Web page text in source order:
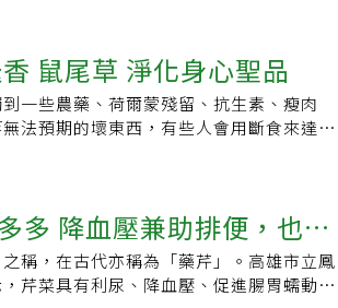
氣味獨特，喜歡的人很愛，卻也有一些人
幾天就無法再用；依以下5步驟，可保10天
部的地方切掉一點，造成新切口（以方便
一定要用過濾水，用自來水無法久存，且
，約可存放10天。注意：1.香菜經常是以
要連葉帶莖一根根剝下來，多清洗幾次。
要盡早食用。九層塔特性：九層塔是羅勒
去油解膩。保存：易發黑，不好保存。根
網友們的建議，以下幾招可延長保鮮。1.
不敢冒犯神人」呢？我們來看看安東尼威
Medium（醫療靈媒）是這麼介紹他自
of Compassion（慈悲之神）交談的獨
代非常準確的健康信息。他四歲的時候宣
確性和成功率為他贏得了全世界數百萬人
滾明星、億萬富翁、職業運動員、暢銷書
。直到他向他們提供來自聖靈的洞察力，
決最困難病例的醫生來說，安東尼也成為
，安東尼威廉是天賦異稟，從小就具有與
助於預防、改善糖尿病。且可增加胰島素
可促使內皮細胞分泌一氧化氮，降低發炎
應。 另一方面，芹菜素具抗發炎、抗氧化
護作用，這些正是常見阿茲海默症的風險
防範、改善阿茲海默症具有一定的潛力或
」，芹菜素也有相當的幫助，其可誘導癌
穀胱甘肽等人體抗氧化酶的活性，也促進
能力。較多相關研究如腸癌、乳腺癌、肝
瘤等。目前也有不少專家正陸續研究，看
鼠尾草 淨化身心聖品
一些農藥、荷爾蒙殘留、抗生素、瘦肉
法預期的壞東西，有些人會用斷食來達到
來源，建議回到食材的原味，體驗全食材
草約250種，一般人大概只認識幾種香料，
）當年用的藥草或香料直至今日我們仍然
精選10種希波克拉底在2500年前為患者調
、頭暈、嘔吐、便祕、肚子痛及壓力造成
也能
稱，在古代亦稱為「藥芹」。高雄市立鳳
芹菜具有利尿、降血壓、促進腸胃蠕動之